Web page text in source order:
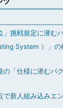
」挑戦規定に潜む
System ）」
の「仕様に潜むバ
で新人組み込みエ